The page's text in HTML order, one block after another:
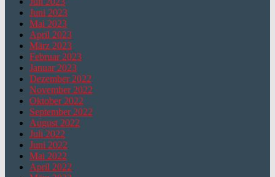
Juni 2023
Mai 2023
April 2023
März 2023
Februar 2023
Januar 2023
Dezember 2022
November 2022
Oktober 2022
September 2022
August 2022
Juli 2022
Juni 2022
Mai 2022
April 2022